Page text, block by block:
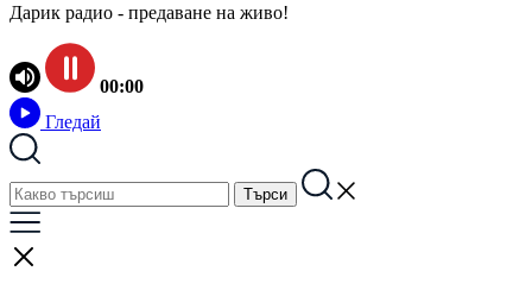
Дарик радио - предаване на живо!
00:00
Гледай